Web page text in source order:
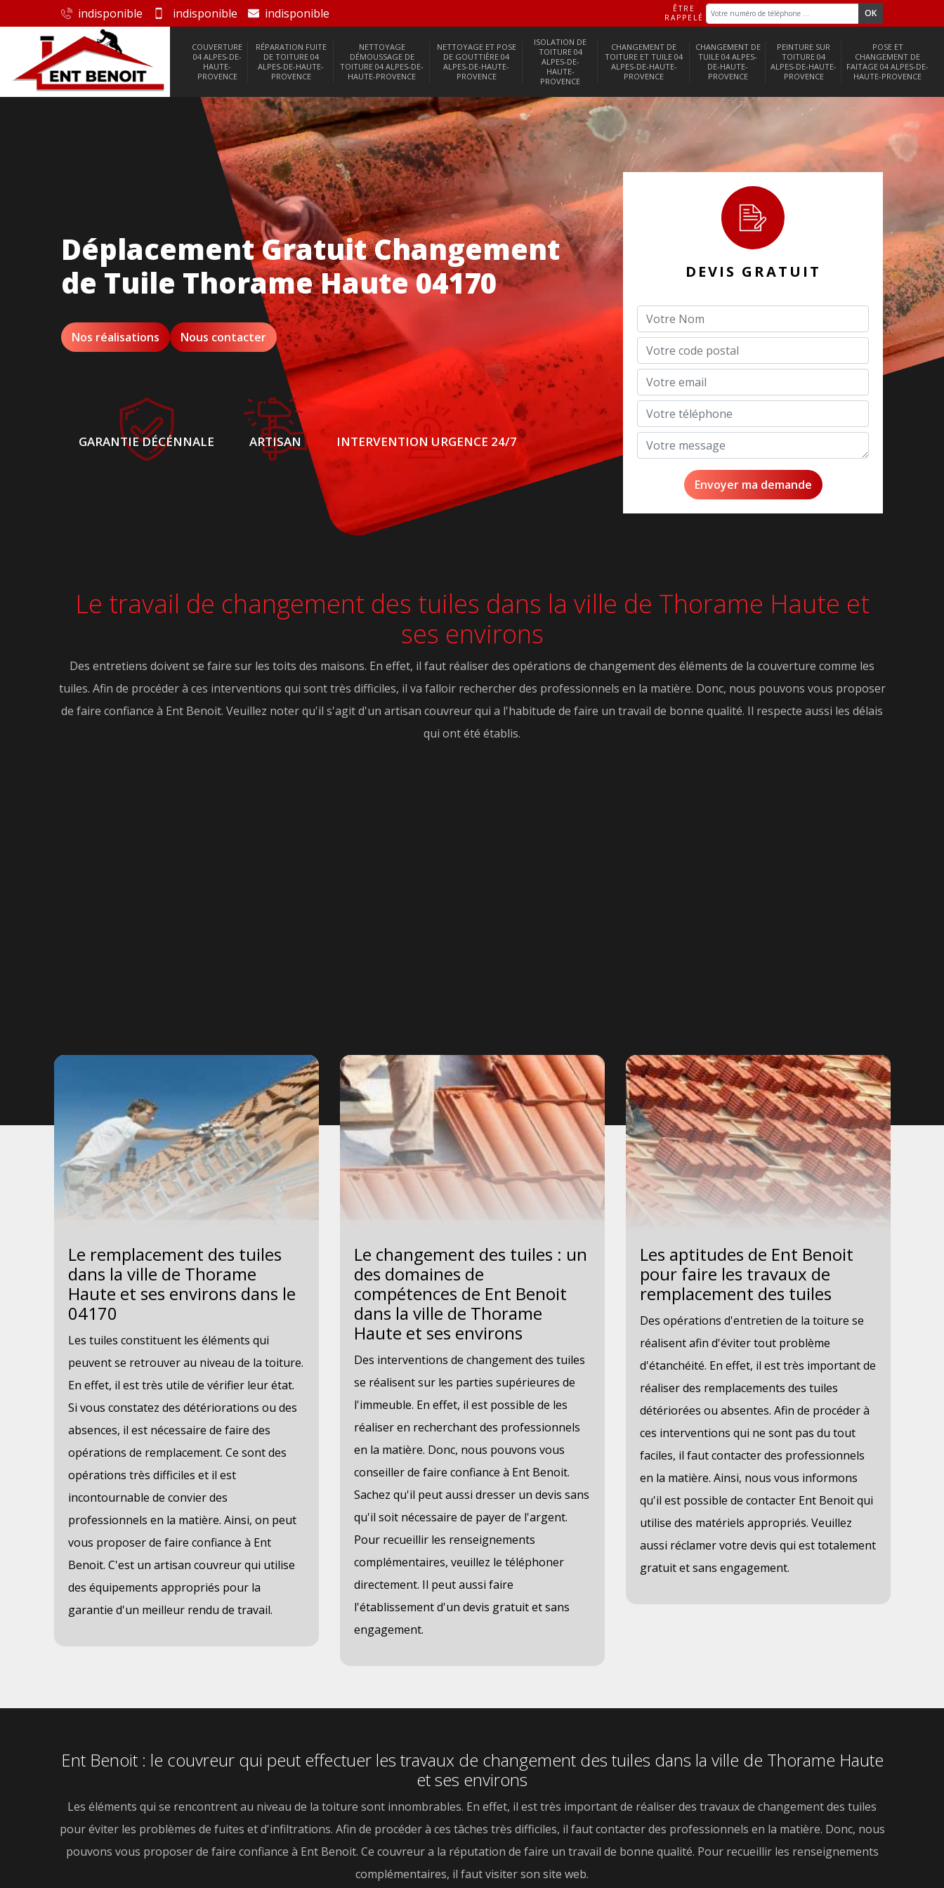
indisponible indisponible indisponible
ÊTRE
RAPPELÉ
COUVERTURE
04 ALPES-DE-
HAUTE-
PROVENCE
RÉPARATION FUITE
DE TOITURE 04
ALPES-DE-HAUTE-
PROVENCE
NETTOYAGE
DÉMOUSSAGE DE
TOITURE 04 ALPES-DE-
HAUTE-PROVENCE
NETTOYAGE ET POSE
DE GOUTTIÈRE 04
ALPES-DE-HAUTE-
PROVENCE
ISOLATION DE
TOITURE 04
ALPES-DE-
HAUTE-
PROVENCE
CHANGEMENT DE
TOITURE ET TUILE 04
ALPES-DE-HAUTE-
PROVENCE
CHANGEMENT DE
TUILE 04 ALPES-
DE-HAUTE-
PROVENCE
PEINTURE SUR
TOITURE 04
ALPES-DE-HAUTE-
PROVENCE
POSE ET
CHANGEMENT DE
FAITAGE 04 ALPES-DE-
HAUTE-PROVENCE
Déplacement Gratuit Changement
de Tuile Thorame Haute 04170
Nos réalisations Nous contacter
GARANTIE DÉCÉNNALE ARTISAN INTERVENTION URGENCE 24/7
DEVIS GRATUIT
Le travail de changement des tuiles dans la ville de Thorame Haute et
ses environs
Des entretiens doivent se faire sur les toits des maisons. En effet, il faut réaliser des opérations de changement des éléments de la couverture comme les
tuiles. Afin de procéder à ces interventions qui sont très difficiles, il va falloir rechercher des professionnels en la matière. Donc, nous pouvons vous proposer
de faire confiance à Ent Benoit. Veuillez noter qu'il s'agit d'un artisan couvreur qui a l'habitude de faire un travail de bonne qualité. Il respecte aussi les délais
qui ont été établis.
Le remplacement des tuiles
dans la ville de Thorame
Haute et ses environs dans le
04170
Les tuiles constituent les éléments qui
peuvent se retrouver au niveau de la toiture.
En effet, il est très utile de vérifier leur état.
Si vous constatez des détériorations ou des
absences, il est nécessaire de faire des
opérations de remplacement. Ce sont des
opérations très difficiles et il est
incontournable de convier des
professionnels en la matière. Ainsi, on peut
vous proposer de faire confiance à Ent
Benoit. C'est un artisan couvreur qui utilise
des équipements appropriés pour la
garantie d'un meilleur rendu de travail.
Le changement des tuiles : un
des domaines de
compétences de Ent Benoit
dans la ville de Thorame
Haute et ses environs
Des interventions de changement des tuiles
se réalisent sur les parties supérieures de
l'immeuble. En effet, il est possible de les
réaliser en recherchant des professionnels
en la matière. Donc, nous pouvons vous
conseiller de faire confiance à Ent Benoit.
Sachez qu'il peut aussi dresser un devis sans
qu'il soit nécessaire de payer de l'argent.
Pour recueillir les renseignements
complémentaires, veuillez le téléphoner
directement. Il peut aussi faire
l'établissement d'un devis gratuit et sans
engagement.
Les aptitudes de Ent Benoit
pour faire les travaux de
remplacement des tuiles
Des opérations d'entretien de la toiture se
réalisent afin d'éviter tout problème
d'étanchéité. En effet, il est très important de
réaliser des remplacements des tuiles
détériorées ou absentes. Afin de procéder à
ces interventions qui ne sont pas du tout
faciles, il faut contacter des professionnels
en la matière. Ainsi, nous vous informons
qu'il est possible de contacter Ent Benoit qui
utilise des matériels appropriés. Veuillez
aussi réclamer votre devis qui est totalement
gratuit et sans engagement.
Ent Benoit : le couvreur qui peut effectuer les travaux de changement des tuiles dans la ville de Thorame Haute
et ses environs
Les éléments qui se rencontrent au niveau de la toiture sont innombrables. En effet, il est très important de réaliser des travaux de changement des tuiles
pour éviter les problèmes de fuites et d'infiltrations. Afin de procéder à ces tâches très difficiles, il faut contacter des professionnels en la matière. Donc, nous
pouvons vous proposer de faire confiance à Ent Benoit. Ce couvreur a la réputation de faire un travail de bonne qualité. Pour recueillir les renseignements
complémentaires, il faut visiter son site web.